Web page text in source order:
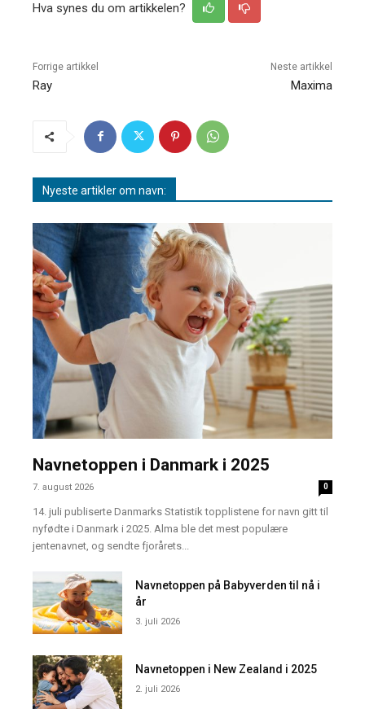
Hva synes du om artikkelen?
Forrige artikkel
Ray
Neste artikkel
Maxima
Nyeste artikler om navn:
Navnetoppen i Danmark i 2025
7. august 2026 0
14. juli publiserte Danmarks Statistik topplistene for navn gitt til
nyfødte i Danmark i 2025. Alma ble det mest populære
jentenavnet, og sendte fjorårets...
Navnetoppen på Babyverden til nå i
år
3. juli 2026
Navnetoppen i New Zealand i 2025
2. juli 2026